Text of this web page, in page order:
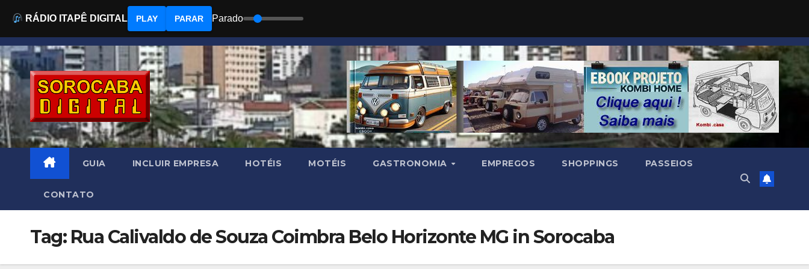
Skip
to
content
GUIA INCLUIR EMPRESA HOTÉIS MOTÉIS GASTRONOMIA EMPREGOS SHOPPINGS PASSEIOS
CONTATO
Tag: Rua Calivaldo de Souza Coimbra Belo Horizonte MG in Sorocaba
RÁDIO ITAPÊ DIGITAL PLAY PARAR Parado